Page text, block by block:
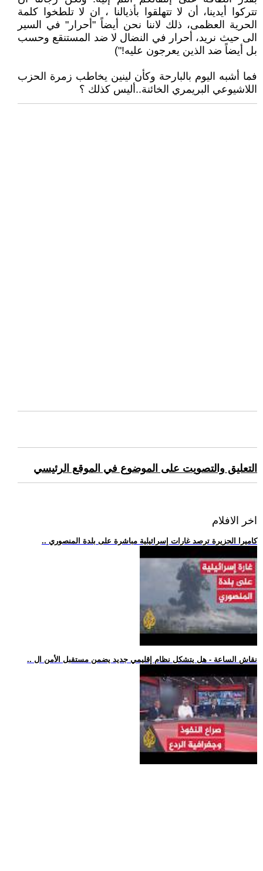
تتركوا أيدينا، أن لا تتهلقوا بأذيالنا ، ان لا تلطخوا كلمة
الحرية العظمى، ذلك لاننا نحن أيضاً "أحرار" في السير
الى حيث نريد، أحرار في النضال لا ضد المستنقع وحسب
بل أيضاً ضد الذين يعرجون عليه!")
فما أشبه اليوم بالبارحة وكأن لينين يخاطب زمرة الحزب
اللاشيوعي البريمري الخائنة..أليس كذلك ؟
التعليق والتصويت على الموضوع في الموقع الرئيسي
اخر الافلام
.. كاميرا الجزيرة ترصد غارات إسرائيلية مباشرة على بلدة المنصوري
.. نقاش الساعة - هل يتشكل نظام إقليمي جديد يضمن مستقبل الأمن ال